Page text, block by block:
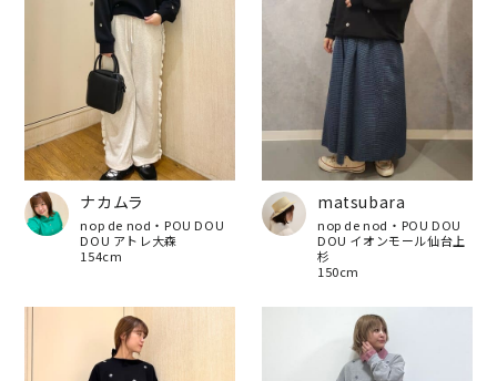
ナカムラ
nop de nod・POU DOU
DOU アトレ大森
154cm
matsubara
nop de nod・POU DOU
DOU イオンモール仙台上
杉
150cm